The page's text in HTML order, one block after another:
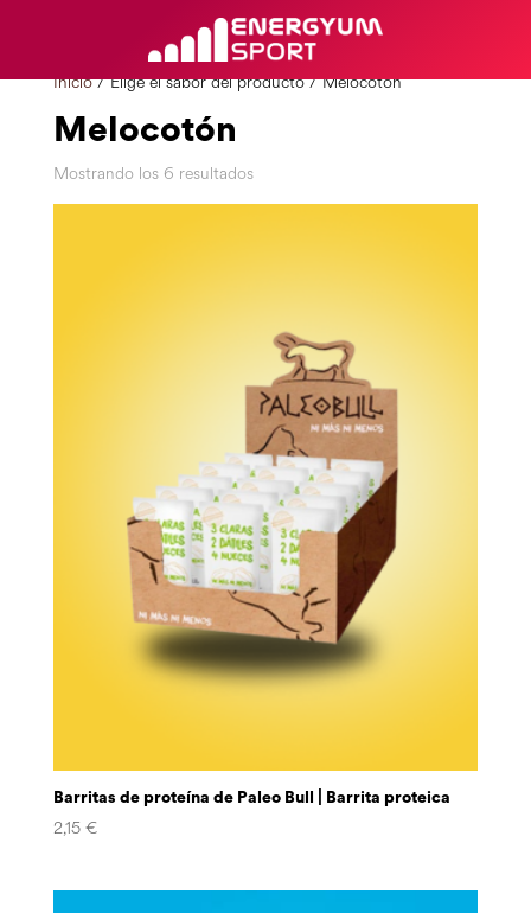
Inicio/ Elige el sabor del producto / Melocotón
Melocotón
Mostrando los 6 resultados
Barritas de proteína de Paleo Bull | Barrita proteica
2,15 €